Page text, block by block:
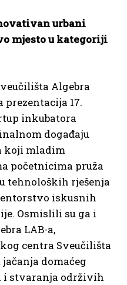
urbani
mjesto u kategoriji
Algebra
17.
inkubatora
događaju
koji mladim
početnicima pruža
tehnoloških rješenja
iskusnih
Osmislili su ga i
LAB-a,
centra Sveučilišta
domaćeg
i stvaranja održivih